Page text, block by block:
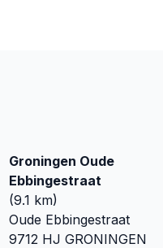
Groningen Oude
Ebbingestraat
(9.1 km)
Oude Ebbingestraat
9712 HJ GRONINGEN